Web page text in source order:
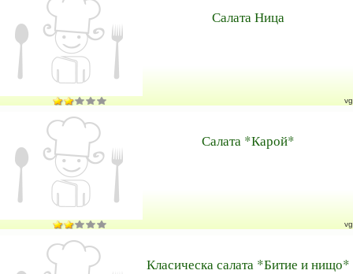
Салата Ница
vg
Салата *Карой*
vg
Класическа салата *Битие и нищо*